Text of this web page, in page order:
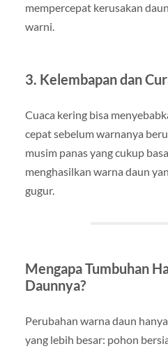
mempercepat kerusakan
warni.
3. Kelembapan dan
Cuaca kering bisa
cepat sebelum warnanya
musim panas yang cukup
menghasilkan warna daun
gugur.
Mengapa Tumbuhan
Daunnya?
Perubahan warna daun
yang lebih besar: pohon